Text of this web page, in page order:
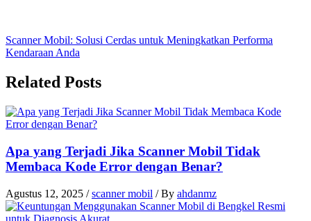
Scanner Mobil: Solusi Cerdas untuk Meningkatkan Performa
Kendaraan Anda
Related Posts
Apa yang Terjadi Jika Scanner Mobil Tidak
Membaca Kode Error dengan Benar?
Agustus 12, 2025 /scanner mobil / By ahdanmz